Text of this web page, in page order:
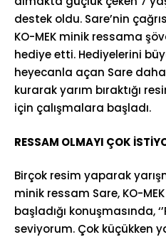
destek oldu. Sare’nin
KO-MEK minik ressama
hediye etti. Hediyelerini
heyecanla açan Sare
kurarak yarım bıraktığı
için çalışmalara başladı.
RESSAM OLMAYI ÇOK
Birçok resim yaparak
minik ressam Sare, KO-
başladığı konuşmasında,
seviyorum. Çok küçükken